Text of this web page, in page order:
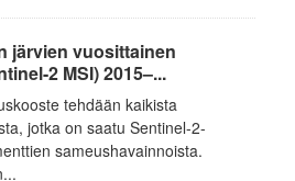
järvien vuosittainen
2 MSI) 2015–...
tehdään kaikista
jotka on saatu Sentinel-2-
sameushavainnoista.